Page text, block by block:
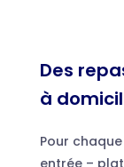
Des
à
Pour
entrée –